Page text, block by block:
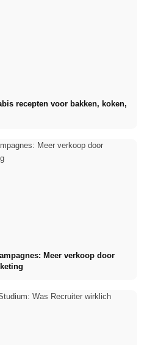
recepten voor bakken, koken,
Meer verkoop door